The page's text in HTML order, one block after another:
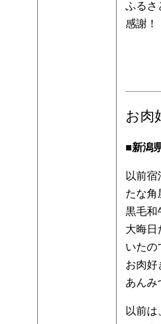
ふるさ
感謝！
お肉
■新
以前宿
たな角
黒毛和
大晦日
いたの
お肉好
あんみ
以前は